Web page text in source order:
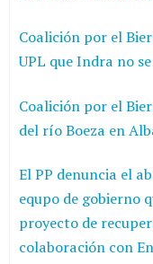
Coalición por el
UPL que Indra no
Coalición por el
del río Boeza en
El PP denuncia el
equpo de gobierno
proyecto de
colaboración con